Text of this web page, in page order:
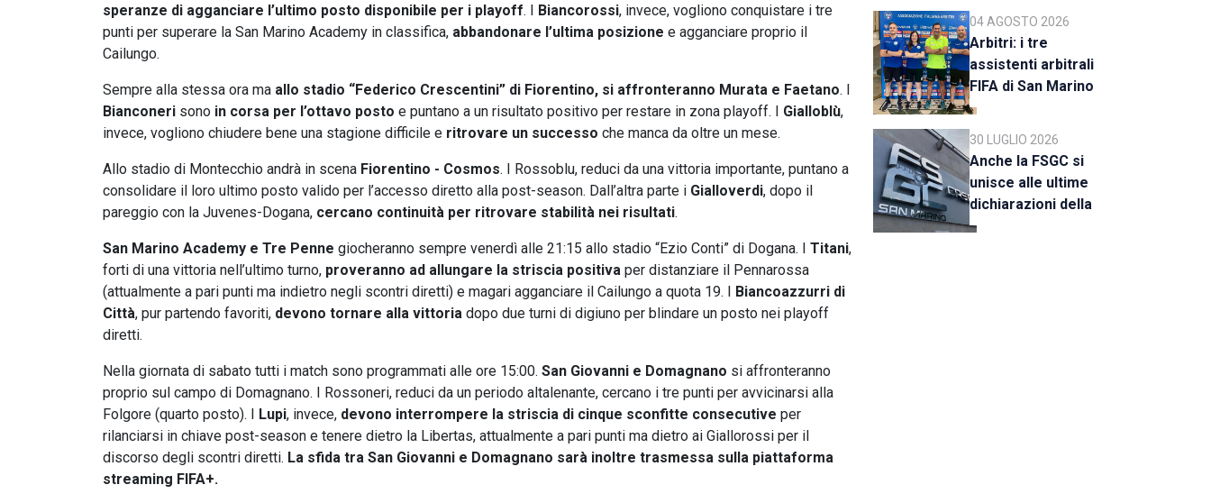
speranze di agganciare l’ultimo posto disponibile per i playoff. I Biancorossi, invece, vogliono conquistare i tre
punti per superare la San Marino Academy in classifica, abbandonare l’ultima posizione e agganciare proprio il
Cailungo.
Sempre alla stessa ora ma allo stadio “Federico Crescentini” di Fiorentino, si affronteranno Murata e Faetano. I
Bianconeri sono in corsa per l’ottavo posto e puntano a un risultato positivo per restare in zona playoff. I Gialloblù,
invece, vogliono chiudere bene una stagione difficile e ritrovare un successo che manca da oltre un mese.
Allo stadio di Montecchio andrà in scena Fiorentino - Cosmos. I Rossoblu, reduci da una vittoria importante, puntano a
consolidare il loro ultimo posto valido per l’accesso diretto alla post-season. Dall’altra parte i Gialloverdi, dopo il
pareggio con la Juvenes-Dogana, cercano continuità per ritrovare stabilità nei risultati.
San Marino Academy e Tre Penne giocheranno sempre venerdì alle 21:15 allo stadio “Ezio Conti” di Dogana. I Titani,
forti di una vittoria nell’ultimo turno, proveranno ad allungare la striscia positiva per distanziare il Pennarossa
(attualmente a pari punti ma indietro negli scontri diretti) e magari agganciare il Cailungo a quota 19. I Biancoazzurri di
Città, pur partendo favoriti, devono tornare alla vittoria dopo due turni di digiuno per blindare un posto nei playoff
diretti.
Nella giornata di sabato tutti i match sono programmati alle ore 15:00. San Giovanni e Domagnano si affronteranno
proprio sul campo di Domagnano. I Rossoneri, reduci da un periodo altalenante, cercano i tre punti per avvicinarsi alla
Folgore (quarto posto). I Lupi, invece, devono interrompere la striscia di cinque sconfitte consecutive per
rilanciarsi in chiave post-season e tenere dietro la Libertas, attualmente a pari punti ma dietro ai Giallorossi per il
discorso degli scontri diretti. La sfida tra San Giovanni e Domagnano sarà inoltre trasmessa sulla piattaforma
streaming FIFA+.
04 AGOSTO 2026
Arbitri: i tre
assistenti arbitrali
FIFA di San Marino
al raduno della CAN
C
30 LUGLIO 2026
Anche la FSGC si
unisce alle ultime
dichiarazioni della
UEFA